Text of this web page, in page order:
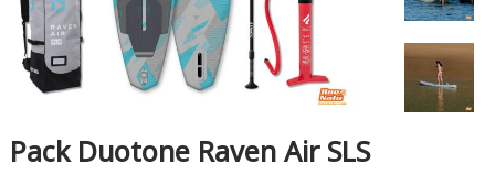
Pack Duotone Raven Air SLS